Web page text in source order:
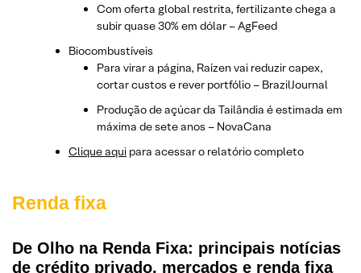
Com oferta global restrita, fertilizante chega a
subir quase 30% em dólar – AgFeed
Biocombustíveis
Para virar a página, Raízen vai reduzir capex,
cortar custos e rever portfólio – BrazilJournal
Produção de açúcar da Tailândia é estimada em
máxima de sete anos – NovaCana
Clique aqui para acessar o relatório completo
Renda fixa
De Olho na Renda Fixa: principais notícias
de crédito privado, mercados e renda fixa